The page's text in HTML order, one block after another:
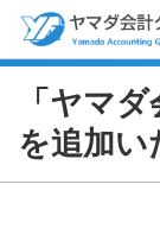
「ヤマ
を追加い